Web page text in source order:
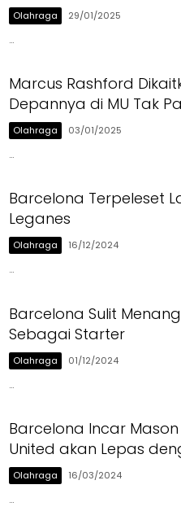
Olahraga 29/01/2025
…
Marcus Rashford
Depannya di MU Tak
Olahraga 03/01/2025
…
Barcelona Terpeleset
Leganes
Olahraga 16/12/2024
…
Barcelona Sulit
Sebagai Starter
Olahraga 01/12/2024
…
Barcelona Incar
United akan Lepas
Olahraga 16/03/2024
…